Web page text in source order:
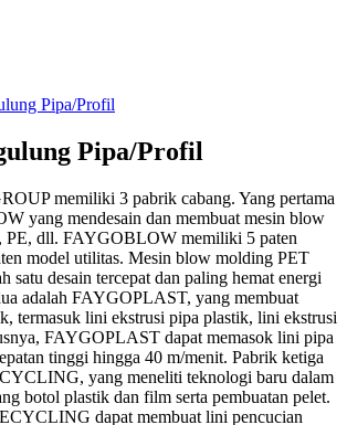
Pipa/Profil
Pipa/Profil
memiliki 3 pabrik cabang. Yang pertama
yang mendesain dan membuat mesin blow
PE, dll. FAYGOBLOW memiliki 5 paten
model utilitas. Mesin blow molding PET
satu desain tercepat dan paling hemat energi
adalah FAYGOPLAST, yang membuat
termasuk lini ekstrusi pipa plastik, lini ekstrusi
FAYGOPLAST dapat memasok lini pipa
tinggi hingga 40 m/menit. Pabrik ketiga
yang meneliti teknologi baru dalam
botol plastik dan film serta pembuatan pelet.
dapat membuat lini pencucian